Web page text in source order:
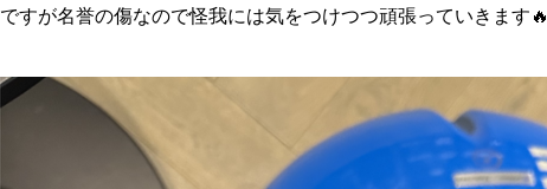
ですが名誉の傷なので怪我には気をつけつつ頑張っていきます🔥